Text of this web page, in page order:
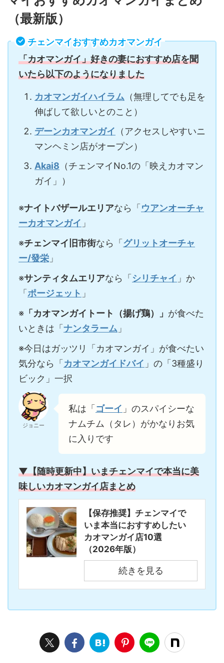
（最新版）
チェンマイおすすめカオマンガイ
「カオマンガイ」好きの妻におすすめ店を聞
いたら以下のようになりました
カオマンガイハイラム （無理してでも足を
伸ばして欲しいとのこと）
デーンカオマンガイ （アクセスしやすいニ
マンヘミン店がオープン）
Akai8 （チェンマイNo.1の「映えカオマン
ガイ」）
※ナイトバザールエリアなら「 ウアンオーチャ
ーカオマンガイ 」
※チェンマイ旧市街なら「 グリットオーチャ
ー/發栄 」
※サンティタムエリアなら「 シリチャイ 」か
「 ポージェット 」
※ 「カオマンガイトート（揚げ鶏）」 が食べた
いときは「 ナンタラーム 」
※今日はガッツリ「カオマンガイ」が食べたい
気分なら「 カオマンガイドバイ 」の「3種盛り
ビック」一択
ジョニー
私は「 ゴーイ 」のスパイシーな
ナムチム（タレ）がかなりお気
に入りです
▼【随時更新中】いまチェンマイで本当に美
味しいカオマンガイ店まとめ
【保存推奨】チェンマイで
いま本当におすすめしたい
カオマンガイ店10選
（2026年版）
続きを見る